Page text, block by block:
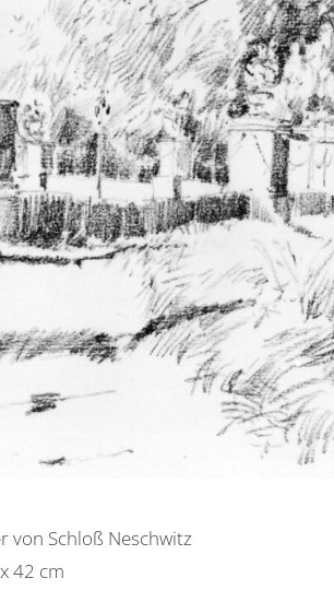
von Schloß Neschwitz
42 cm